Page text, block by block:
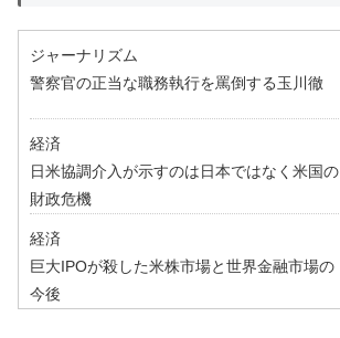
ジャーナリズム
警察官の正当な職務執行を罵倒する玉川徹
経済
日米協調介入が示すのは日本ではなく米国の
財政危機
経済
巨大IPOが殺した米株市場と世界金融市場の
今後